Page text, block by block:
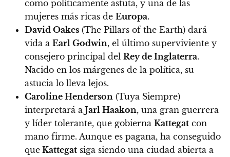
como políticamente astuta, y una de las
mujeres más ricas de Europa.
David Oakes (The Pillars of the Earth) dará
vida a Earl Godwin, el último superviviente y
consejero principal del Rey de Inglaterra.
Nacido en los márgenes de la política, su
astucia lo lleva lejos.
Caroline Henderson (Tuya Siempre)
interpretará a Jarl Haakon, una gran guerrera
y líder tolerante, que gobierna Kattegat con
mano firme. Aunque es pagana, ha conseguido
que Kattegat siga siendo una ciudad abierta a